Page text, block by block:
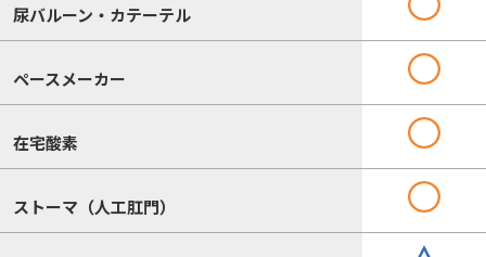
尿バルーン・カテーテル
ペースメーカー
在宅酸素
ストーマ（人工肛門）